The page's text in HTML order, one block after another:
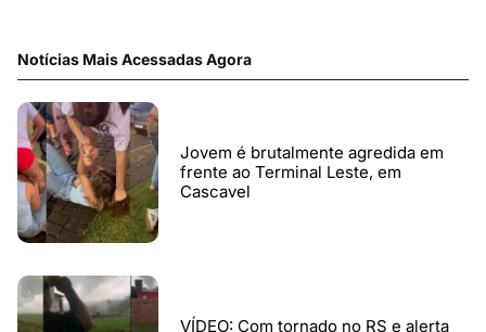
Notícias Mais Acessadas Agora
Jovem é brutalmente agredida em
frente ao Terminal Leste, em
Cascavel
VÍDEO: Com tornado no RS e alerta